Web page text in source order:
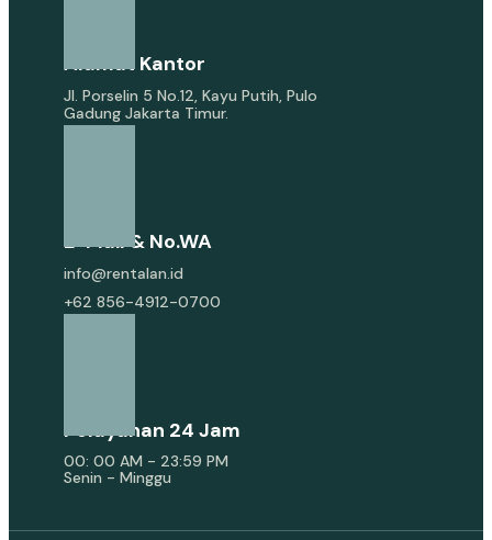
Alamat Kantor
Jl. Porselin 5 No.12, Kayu Putih, Pulo
Gadung Jakarta Timur.
E-Mail & No.WA
info@rentalan.id
+62 856-4912-0700
Pelayanan 24 Jam
00: 00 AM - 23:59 PM
Senin - Minggu